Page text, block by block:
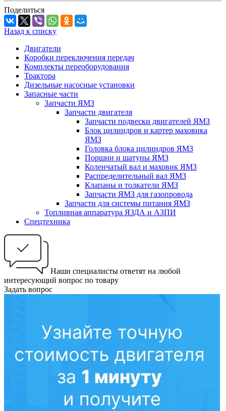
Поделиться
Назад к списку
Двигатели
Коробки переключения передач
Комплекты переоборудования
Трактора
Дизельные насосные установки
Запасные части
Запчасти ЯМЗ
Запчасти двигателя
Запчасти подвески двигателей ЯМЗ
Блок цилиндров и картер маховика
ЯМЗ
Головка блока цилиндров ЯМЗ
Поршни и шатуны ЯМЗ
Коленчатый вал и маховик ЯМЗ
Распределительный вал ЯМЗ
Клапаны и толкатели ЯМЗ
Запчасти ЯМЗ для газопровода
Запчасти для системы питания ЯМЗ
Топливная аппаратура ЯЗДА и АЗПИ
Спецтехника
Наши специалисты ответят на любой
интересующий вопрос по товару
Задать вопрос